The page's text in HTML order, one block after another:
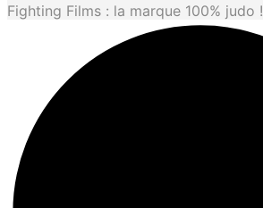
Fighting Films : la marque 100% judo !